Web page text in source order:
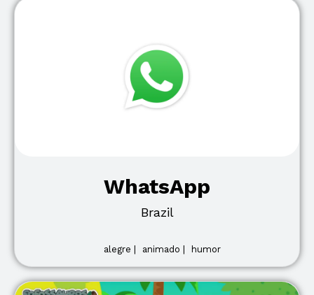
WhatsApp
Brazil
alegre | animado | humor